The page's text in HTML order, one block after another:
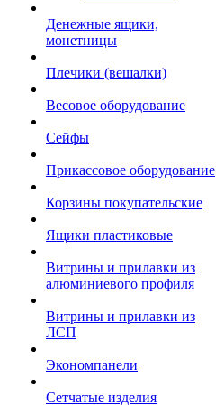
Денежные ящики,
монетницы
Плечики (вешалки)
Весовое оборудование
Сейфы
Прикассовое оборудование
Корзины покупательские
Ящики пластиковые
Витрины и прилавки из
алюминиевого профиля
Витрины и прилавки из
ЛСП
Экономпанели
Сетчатые изделия